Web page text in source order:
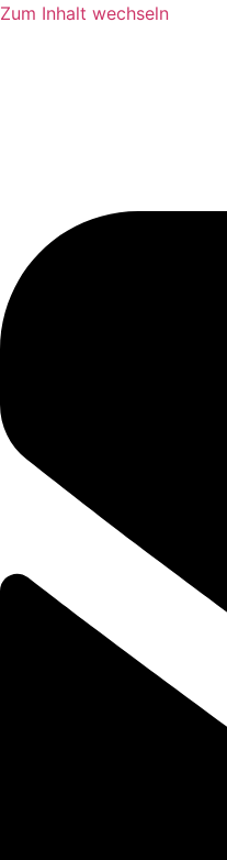
Zum Inhalt wechseln